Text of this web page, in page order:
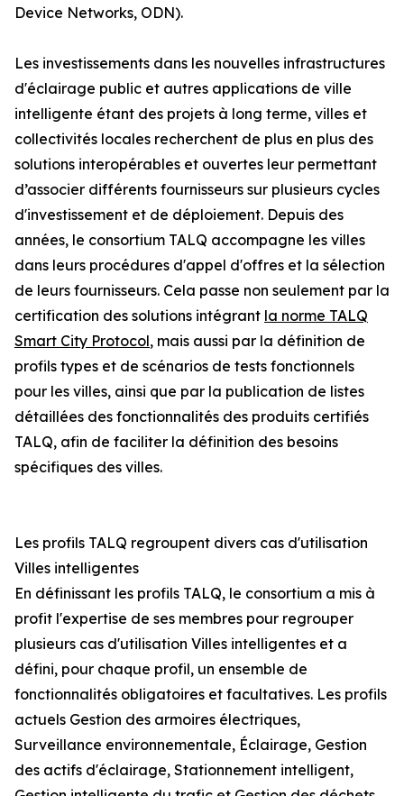
Device Networks, ODN).
Les investissements dans les nouvelles infrastructures
d'éclairage public et autres applications de ville
intelligente étant des projets à long terme, villes et
collectivités locales recherchent de plus en plus des
solutions interopérables et ouvertes leur permettant
d’associer différents fournisseurs sur plusieurs cycles
d'investissement et de déploiement. Depuis des
années, le consortium TALQ accompagne les villes
dans leurs procédures d'appel d'offres et la sélection
de leurs fournisseurs. Cela passe non seulement par la
certification des solutions intégrant la norme TALQ
Smart City Protocol, mais aussi par la définition de
profils types et de scénarios de tests fonctionnels
pour les villes, ainsi que par la publication de listes
détaillées des fonctionnalités des produits certifiés
TALQ, afin de faciliter la définition des besoins
spécifiques des villes.
Les profils TALQ regroupent divers cas d'utilisation
Villes intelligentes
En définissant les profils TALQ, le consortium a mis à
profit l'expertise de ses membres pour regrouper
plusieurs cas d'utilisation Villes intelligentes et a
défini, pour chaque profil, un ensemble de
fonctionnalités obligatoires et facultatives. Les profils
actuels Gestion des armoires électriques,
Surveillance environnementale, Éclairage, Gestion
des actifs d'éclairage, Stationnement intelligent,